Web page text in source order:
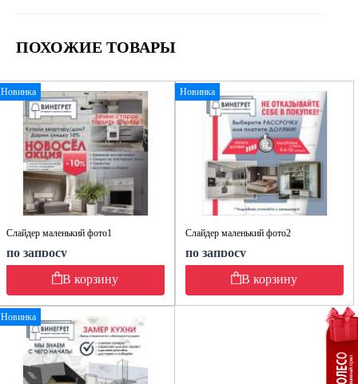
ПОХОЖИЕ ТОВАРЫ
Новинка
Слайдер маленький фото1
по запросу
В корзину
Новинка
Слайдер маленький фото2
по запросу
В корзину
Новинка